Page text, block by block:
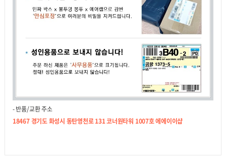
- 반품/교환 주소
18467 경기도 화성시 동탄영천로 131 코너원타워 1007호 에에이이샵